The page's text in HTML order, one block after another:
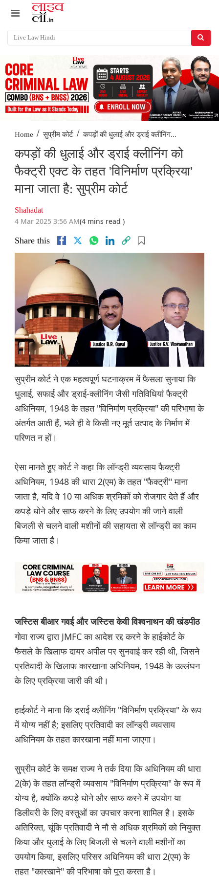
Home / सुप्रीम कोर्ट / कपड़ों की धुलाई और ड्राई क्लीनिंग...
कपड़ों की धुलाई और ड्राई क्लीनिंग को
फैक्ट्री एक्ट के तहत 'विनिर्माण प्रक्रिया'
माना जाता है: सुप्रीम कोर्ट
Shahadat
4 Mar 2025 3:56 AM(4 mins read )
Share this
सुप्रीम कोर्ट ने एक महत्वपूर्ण घटनाक्रम में फैसला सुनाया कि
धुलाई, सफाई और ड्राई-क्लीनिंग जैसी गतिविधियां फैक्ट्री
अधिनियम, 1948 के तहत "विनिर्माण प्रक्रिया" की परिभाषा के
अंतर्गत आती हैं, भले ही वे किसी नए मूर्त उत्पाद के निर्माण में
परिणत न हों।
ऐसा मानते हुए कोर्ट ने कहा कि लॉन्ड्री व्यवसाय फैक्ट्री
अधिनियम, 1948 की धारा 2(एम) के तहत "फैक्ट्री" माना
जाता है, यदि वे 10 या अधिक श्रमिकों को रोजगार देते हैं और
कपड़े धोने और साफ करने के लिए उपयोग की जाने वाली
बिजली से चलने वाली मशीनों की सहायता से लॉन्ड्री का काम
किया जाता है।
जस्टिस बीआर गवई और जस्टिस केवी विश्वनाथन की खंडपीठ
गोवा राज्य द्वारा JMFC का आदेश रद्द करने के हाईकोर्ट के
फैसले के खिलाफ दायर अपील पर सुनवाई कर रही थी, जिसने
प्रतिवादी के खिलाफ कारखाना अधिनियम, 1948 के उल्लंघन
के लिए प्रक्रिया जारी की थी।
हाईकोर्ट ने माना कि ड्राई क्लीनिंग "विनिर्माण प्रक्रिया" के रूप
में योग्य नहीं है; इसलिए प्रतिवादी का लॉन्ड्री व्यवसाय
अधिनियम के तहत कारखाना नहीं माना जाएगा।
सुप्रीम कोर्ट के समक्ष राज्य ने तर्क दिया कि अधिनियम की धारा
2(के) के तहत लॉन्ड्री व्यवसाय "विनिर्माण प्रक्रिया" के रूप में
योग्य है, क्योंकि कपड़े धोने और साफ करने में उपयोग या
डिलीवरी के लिए वस्तुओं का उपचार करना शामिल है। इसके
अतिरिक्त, चूंकि प्रतिवादी ने नौ से अधिक श्रमिकों को नियुक्त
किया और धुलाई के लिए बिजली से चलने वाली मशीनों का
उपयोग किया, इसलिए परिसर अधिनियम की धारा 2(एम) के
तहत "कारखाने" की परिभाषा को पूरा करता है।